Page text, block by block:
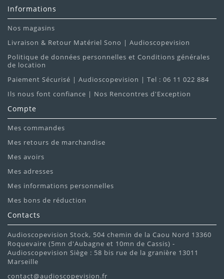
Informations
Nos magasins
Livraison & Retour Matériel Sono | Audioscopevision
Politique de données personnelles et Conditions générales
de location
Paiement Sécurisé | Audioscopevision | Tel : 06 11 022 884
Ils nous font confiance | Nos Rencontres d'Exception
Compte
Mes commandes
Mes retours de marchandise
Mes avoirs
Mes adresses
Mes informations personnelles
Mes bons de réduction
Contacts
Audioscopevision Stock, 504 chemin de la Caou Nord 13360
Roquevaire (5mn d'Aubagne et 10mn de Cassis) -
Audioscopevision Siège : 58 bis rue de la granière 13011
Marseille
contact@audioscopevision.fr